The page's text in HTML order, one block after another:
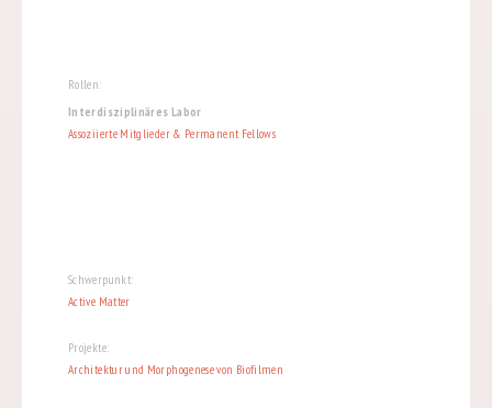
Rollen:
Interdisziplinäres Labor
Assoziierte Mitglieder & Permanent Fellows
Schwerpunkt:
Active Matter
Projekte:
Architektur und Morphogenese von Biofilmen